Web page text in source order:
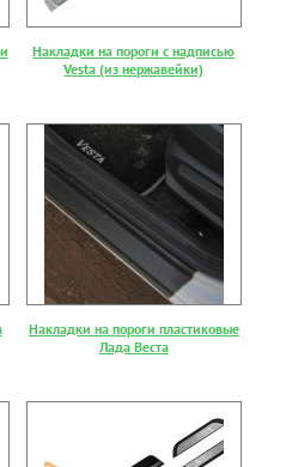
Накладки на пороги с надписью
Vesta (из нержавейки)
Накладки на пороги пластиковые
Лада Веста